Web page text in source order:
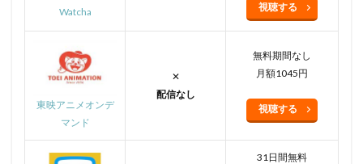
Watcha 視聴する
東映アニメオンデ
マンド
✕
配信なし
無料期間なし
月額1045円
視聴する
31日間無料